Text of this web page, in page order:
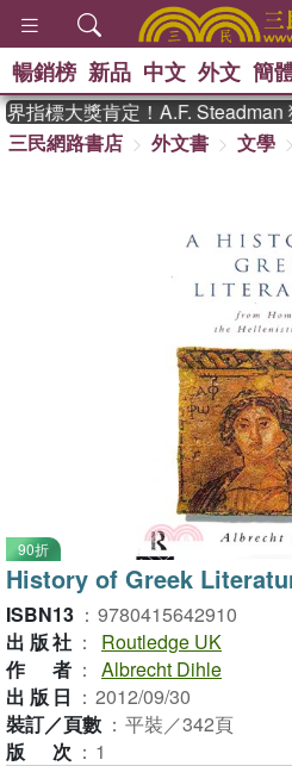
熱搜：
登輝時
偉大的
暢銷榜 新品 中文 外文 簡
指標大獎肯定！A.F. Steadman
三民網路書店
外文書 文學
90折
History of Greek
ISBN13 ： 9780415642910
出版社 ：
Routledge UK
作者 ： Albrecht Dihle
出版日 ： 2012/09/30
裝訂／頁數 ： 平裝／342頁
版次 ： 1